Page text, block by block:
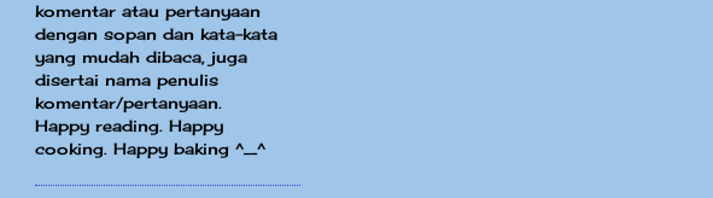
komentar atau pertanyaan
dengan sopan dan kata-kata
yang mudah dibaca, juga
disertai nama penulis
komentar/pertanyaan.
Happy reading. Happy
cooking. Happy baking ^_^